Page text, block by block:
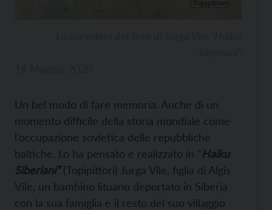
Un bel modo di fare memoria. Anche di un
momento difficile della storia mondiale come
l’occupazione sovietica delle repubbliche
baltiche. Lo ha pensato e realizzato in “Haiku
Siberiani”(Topipittori) Jurga Vile, figlia di Algis
Vile, un bambino lituano deportato in Siberia
con la sua famiglia e il resto del suo villaggio